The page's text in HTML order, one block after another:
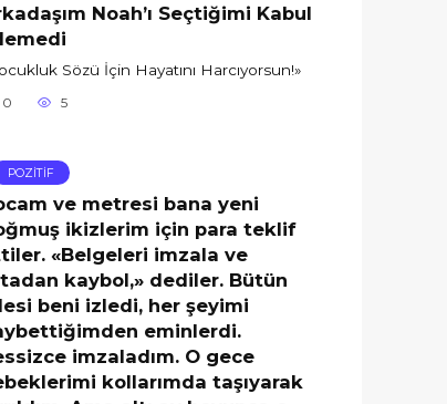
Noah’ı Seçtiğimi Kabul
Sözü İçin Hayatını Harcıyorsun!»
0 5
POZİTİF
ve metresi bana yeni
ikizlerim için para teklif
«Belgeleri imzala ve
kaybol,» dediler. Bütün
beni izledi, her şeyimi
eminlerdi.
imzaladım. O gece
kollarımda taşıyarak